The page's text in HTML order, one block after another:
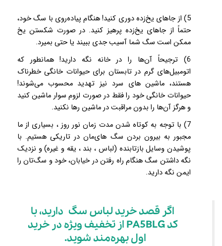
5) از جاهای یخ‌زده دوری کنید! هنگام پیاده‌روی با سگ خود،
حتماً از جاهای یخ‌زده پرهیز کنید. در صورت شکستن یخ
ممکن است سگ شما آسیب جدی ببیند یا حتی بمیرد.
6) ترجیحاً آن‌ها را در خانه نگه دارید! همانطور که
اتومبیل‌های گرم در تابستان برای حیوانات خانگی خطرناک
هستند، ماشین های سرد نیز تهدید محسوب می‌شوند!
حیوانات خانگی خود را فقط در صورت لزوم سوار ماشین کنید
و هرگز آن‌ها را بدون مراقبت در ماشین رها نکنید.
7) با توجه به کوتاه شدن مدت زمان نور روز ، بسیاری از ما
مجبور به بیرون بردن سگ های‌مان در تاریکی هستیم. با
پوشیدن وسایل بازتابنده (لباس ، بند ، یقه و غیره) و نزدیک
نگه داشتن سگ هنگام راه رفتن در خیابان، خود و سگ‌تان را
ایمن نگه دارید.
اگر قصد خرید لباس سگ دارید، با
کد PA5BLG از تخفیف ویژه در خرید
اول بهره‌مند شوید.